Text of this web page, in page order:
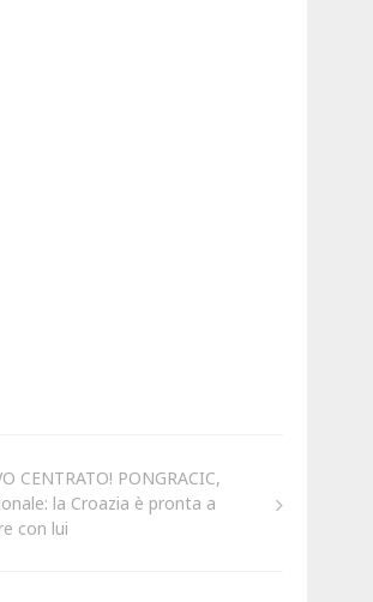
CENTRATO! PONGRACIC,
la Croazia è pronta a
con lui